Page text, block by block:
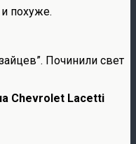
похуже.
Починили свет
Chevrolet Lacetti